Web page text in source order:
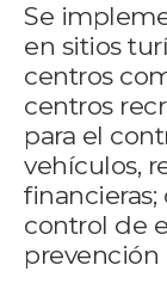
Se
en sitios
centros
centros
para el
vehículos,
financieras;
control de
prevención